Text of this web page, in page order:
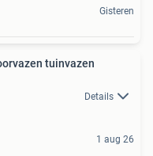
Gisteren
tuinvazen
Details
1 aug 26